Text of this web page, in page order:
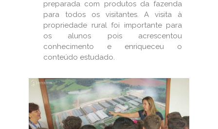
preparada com produtos da fazenda
para todos os visitantes. A visita à
propriedade rural foi importante para
os alunos pois acrescentou
conhecimento e enriqueceu o
conteúdo estudado.